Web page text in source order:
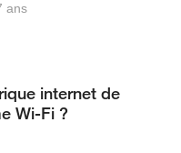
ans
internet de
Wi-Fi ?